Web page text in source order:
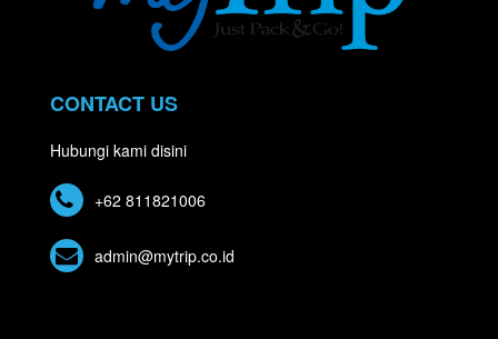
CONTACT US
Hubungi kami disini
+62 811821006
admin@mytrip.co.id